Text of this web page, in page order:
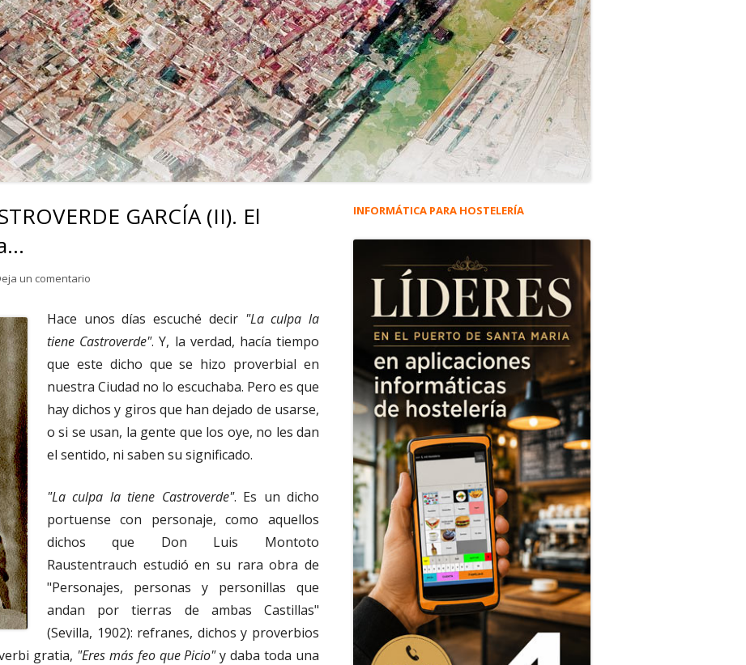
GARCÍA (II). El
un comentario para 1.742. JUSTINO CASTROVERDE GARCÍA (II). El fotógrafo y su culpa…
Hace unos días escuché decir"La culpa la
tiene Castroverde". Y, la verdad, hacía tiempo
que este dicho que se hizo proverbial en
nuestra Ciudad no lo escuchaba. Pero es que
hay dichos y giros que han dejado de usarse,
o si se usan, la gente que los oye, no les dan
el sentido, ni saben su significado.
"La culpa la tiene Castroverde". Es un dicho
portuense con personaje, como aquellos
dichos que Don Luis Montoto
Raustentrauch estudió en su rara obra de
"Personajes, personas y personillas que
andan por tierras de ambas Castillas"
(Sevilla, 1902): refranes, dichos y proverbios
gratia, "Eres más feo que Picio"y daba toda una
Barra
principal
INFORMÁTICA PARA HOSTELERÍA